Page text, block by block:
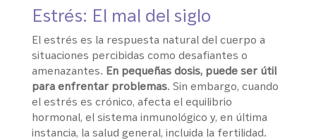
Estrés: El mal del siglo
El estrés es la respuesta natural del cuerpo a
situaciones percibidas como desafiantes o
amenazantes. En pequeñas dosis, puede ser útil
para enfrentar problemas. Sin embargo, cuando
el estrés es crónico, afecta el equilibrio
hormonal, el sistema inmunológico y, en última
instancia, la salud general, incluida la fertilidad.